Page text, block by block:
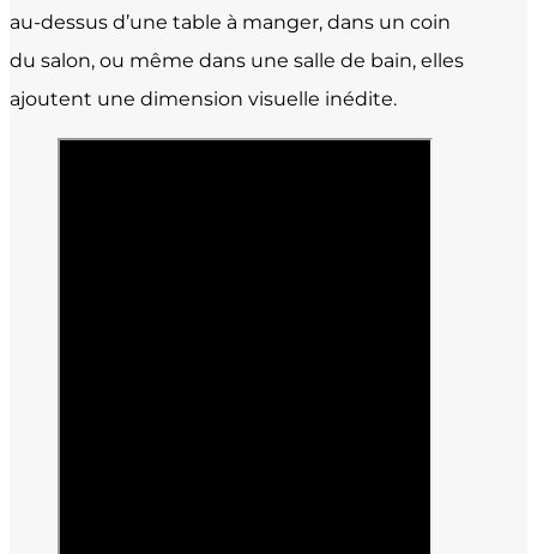
au-dessus d’une table à manger, dans un coin
du salon, ou même dans une salle de bain, elles
ajoutent une dimension visuelle inédite.